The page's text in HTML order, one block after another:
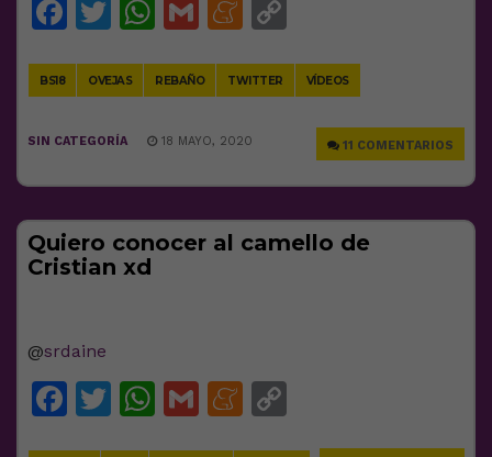
Facebook
Twitter
WhatsApp
GmailMeneame
BS18 OVEJAS REBAÑO TWITTER VÍDEOS
11 COMENTARIOS
SIN CATEGORÍA 18 MAYO, 2020
Quiero conocer al camello de
Cristian xd
@srdaine
Facebook
Twitter
WhatsApp
GmailMeneame